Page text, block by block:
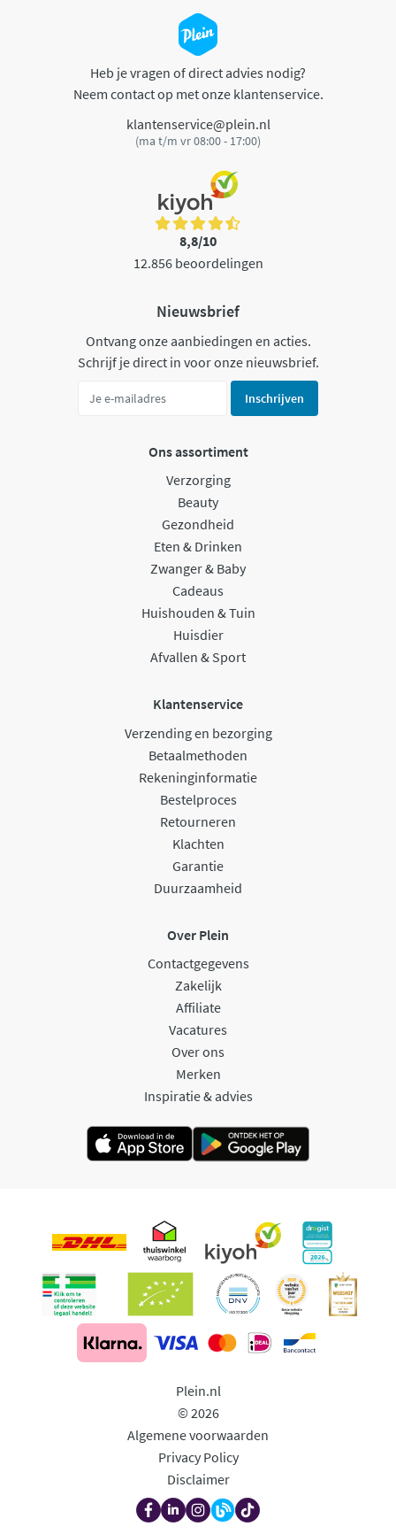
Heb je vragen of direct advies nodig?
Neem contact op met onze klantenservice.
klantenservice@plein.nl
(ma t/m vr 08:00 - 17:00)
8,8/10
12.856 beoordelingen
Nieuwsbrief
Ontvang onze aanbiedingen en acties.
Schrijf je direct in voor onze nieuwsbrief.
Inschrijven
Ons assortiment
Verzorging
Beauty
Gezondheid
Eten & Drinken
Zwanger & Baby
Cadeaus
Huishouden & Tuin
Huisdier
Afvallen & Sport
Klantenservice
Verzending en bezorging
Betaalmethoden
Rekeninginformatie
Bestelproces
Retourneren
Klachten
Garantie
Duurzaamheid
Over Plein
Contactgegevens
Zakelijk
Affiliate
Vacatures
Over ons
Merken
Inspiratie & advies
Plein.nl
© 2026
Algemene voorwaarden
Privacy Policy
Disclaimer